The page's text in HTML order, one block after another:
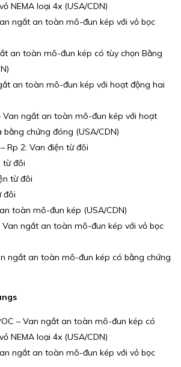
NEMA loại 4x (USA/CDN)
ngắt an toàn mô-đun kép với vỏ bọc
an toàn mô-đun kép có tùy chọn Bằng
an toàn mô-đun kép với hoạt động hai
Van ngắt an toàn mô-đun kép với hoạt
chứng đóng (USA/CDN)
Rp 2: Van điện từ đôi
từ đôi
từ đôi
đôi
toàn mô-đun kép (USA/CDN)
Van ngắt an toàn mô-đun kép với vỏ bọc
ngắt an toàn mô-đun kép có bằng chứng
– Van ngắt an toàn mô-đun kép có
NEMA loại 4x (USA/CDN)
ngắt an toàn mô-đun kép với vỏ bọc